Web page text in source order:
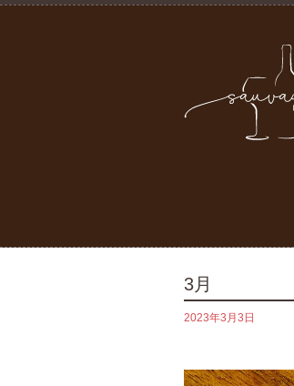
3月
2023年3月3日